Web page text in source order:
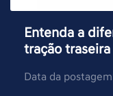
Entenda a
tração
Data da